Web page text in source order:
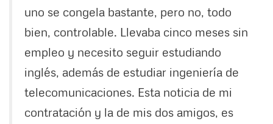
uno se congela bastante, pero no, todo
bien, controlable. Llevaba cinco meses sin
empleo y necesito seguir estudiando
inglés, además de estudiar ingeniería de
telecomunicaciones. Esta noticia de mi
contratación y la de mis dos amigos, es